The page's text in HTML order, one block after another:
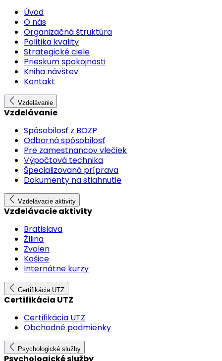
Úvod
O nás
Organizačná štruktúra
Politika kvality
Strategické ciele
Prieskum spokojnosti
Kniha návštev
Kontakt
Vzdelávanie
Vzdelávanie
Spôsobilosť z BOZP
Odborná spôsobilosť
Pre zamestnancov vlečiek
Výpočtová technika
Špecializovaná príprava
Dokumenty na stiahnutie
Vzdelávacie aktivity
Vzdelávacie aktivity
Bratislava
ŽIlina
Zvolen
Košice
Internátne kurzy
Certifikácia UTZ
Certifikácia UTZ
Certifikácia UTZ
Obchodné podmienky
Psychologické služby